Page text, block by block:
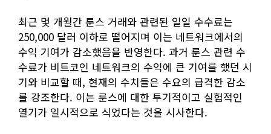
최근 몇 개월간 룬스 거래와 관련된 일일 수수료는
250,000 달러 이하로 떨어지며 이는 네트워크에서의
수익 기여가 감소했음을 반영한다. 과거 룬스 관련 수
수료가 비트코인 네트워크의 수익에 큰 기여를 했던 시
기와 비교할 때, 현재의 수치들은 수요의 급격한 감소
를 강조한다. 이는 룬스에 대한 투기적이고 실험적인
열기가 일시적으로 식었다는 것을 시사한다.